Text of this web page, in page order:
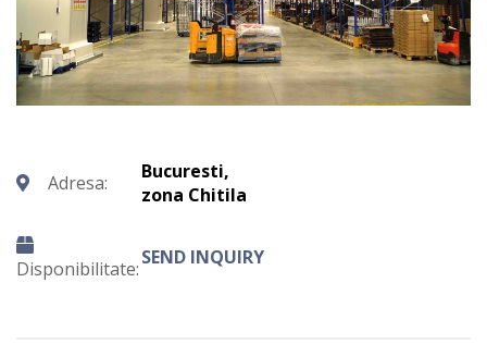
Adresa:
Bucuresti,
zona Chitila
Disponibilitate:SEND INQUIRY